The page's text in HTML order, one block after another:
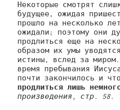
Некоторые смотрят
будущее, ожидая
прошло на несколько
ожидали; поэтому они
продлиться еще на
образом их умы
истины, вслед за
время пребывания
почти закончилось и
продлиться лишь
произведения, стр. 58.